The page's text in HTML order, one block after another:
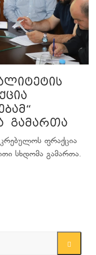
გამართა
ფრაქცია
სხდომა გამართა.